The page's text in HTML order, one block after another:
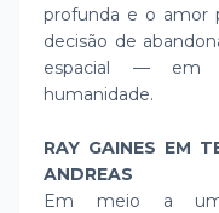
profunda e o amor
decisão de
espacial — em
humanidade.
RAY GAINES EM
ANDREAS
Em meio a um